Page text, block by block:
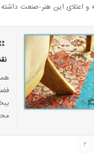
و اعتلای این هنر-صنعت
2